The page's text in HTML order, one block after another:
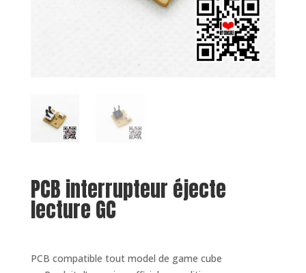
PCB interrupteur éjecte
lecture GC
PCB compatible tout model de game cube